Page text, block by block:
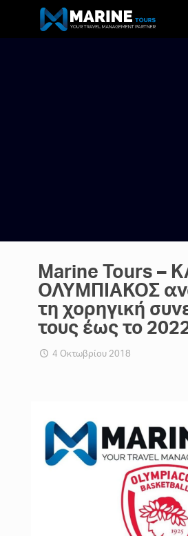
Marine Tours –
ΟΛΥΜΠΙΑΚΟΣ
τη χορηγική
τους έως το
4 Οκτωβρίου 2018